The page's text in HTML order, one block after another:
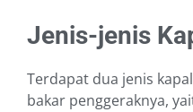
Jenis-jenis
Terdapat dua jenis
bakar penggeraknya,